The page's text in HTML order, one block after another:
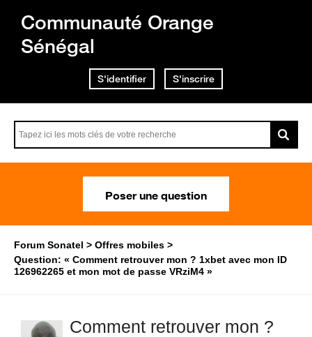
Communauté Orange
Sénégal
S'identifier S'inscrire
Poser une question
Forum Sonatel
Offres mobiles
Question: « Comment retrouver mon ? 1xbet avec mon ID
126962265 et mon mot de passe VRziM4 »
Comment retrouver mon ?